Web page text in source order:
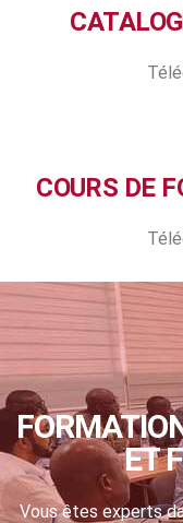
COURS DE
ET
Vous êtes experts